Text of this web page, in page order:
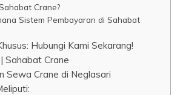
Crane?
Sistem Pembayaran di Sahabat
Hubungi Kami Sekarang!
Sahabat Crane
Sewa Crane di Neglasari